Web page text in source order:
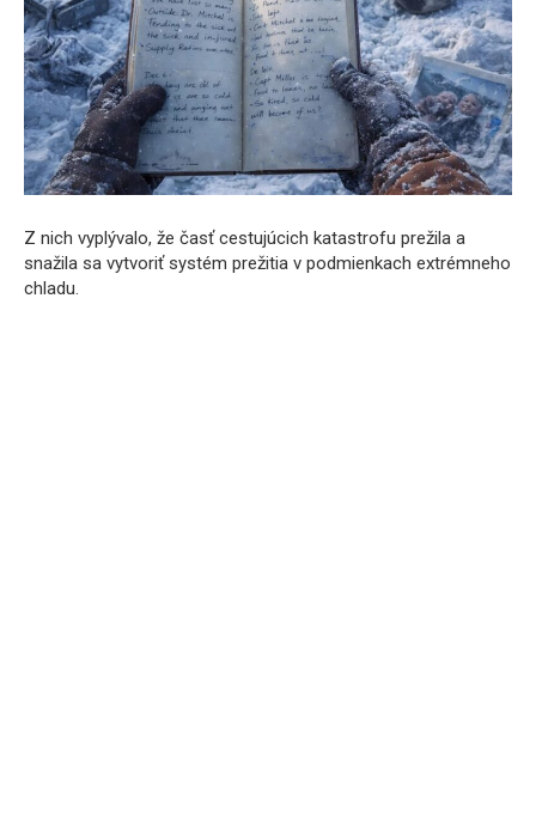
Z nich vyplývalo, že časť cestujúcich katastrofu prežila a
snažila sa vytvoriť systém prežitia v podmienkach extrémneho
chladu.